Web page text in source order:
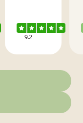
9.2